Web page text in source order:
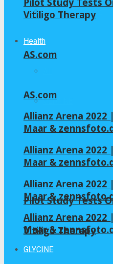
Home – Layout 5
Health
GLYCINE
NAC
Pilot Study Tests
Vitiligo Therapy
Vitiligo Therapy
AS.com
AS.com
Allianz Arena
Maar &
Allianz Arena
Maar &
Allianz Arena
Maar &
Allianz Arena
Maar &
GLYCINE